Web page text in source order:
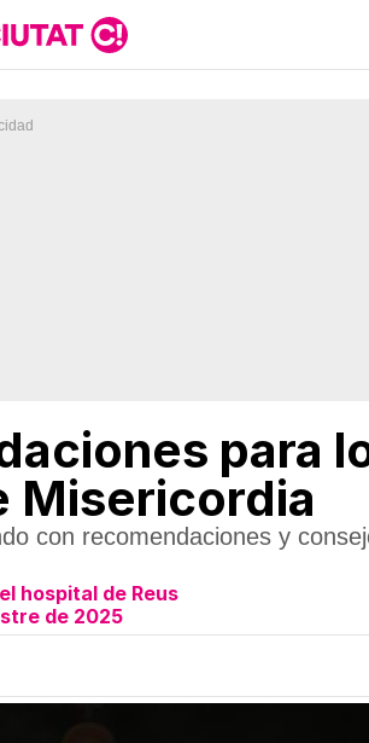
para
Misericordia
con recomendaciones y
hospital de Reus
de 2025